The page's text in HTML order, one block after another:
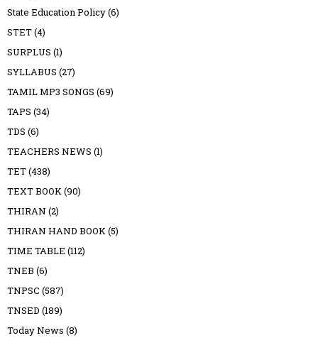
State Education Policy(6)
STET(4)
SURPLUS (1)
SYLLABUS (27)
TAMIL MP3 SONGS (69)
TAPS (34)
TDS (6)
TEACHERS NEWS (1)
TET(438)
TEXT BOOK(90)
THIRAN (2)
THIRAN HAND BOOK(5)
TIME TABLE (112)
TNEB (6)
TNPSC (587)
TNSED (189)
Today News (8)